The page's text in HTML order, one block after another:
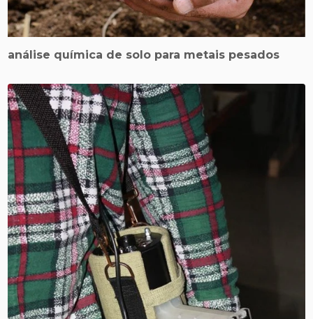
análise química de solo para metais pesados